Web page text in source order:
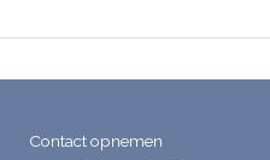
Contact opnemen